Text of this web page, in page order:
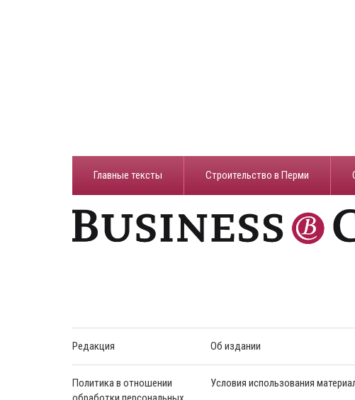
Главные тексты Строительство в Перми
Редакция Об издании
Политика в отношении
Условия использования